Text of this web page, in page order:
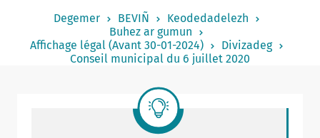
Un commerce
Journaliste
Degemer BEVIÑ
Keodedadelezh
Buhez ar gumun
Affichage légal (Avant 30-01-2024)
Divizadeg
Conseil municipal du 6 juillet 2020